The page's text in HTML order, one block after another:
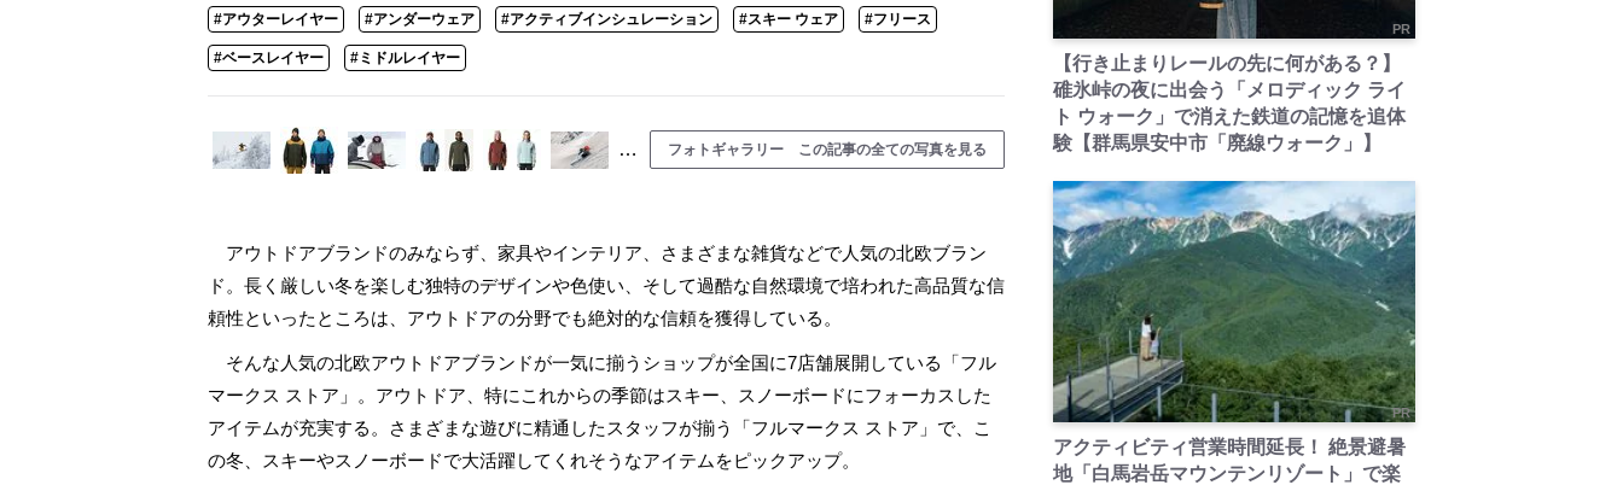
#アウターレイヤー #アンダーウェア #アクティブインシュレーション #スキー ウェア #フリース
#ベースレイヤー #ミドルレイヤー
… フォトギャラリー この記事の全ての写真を見る
アウトドアブランドのみならず、家具やインテリア、さまざまな雑貨などで人気の北欧ブラン
ド。長く厳しい冬を楽しむ独特のデザインや色使い、そして過酷な自然環境で培われた高品質な信
頼性といったところは、アウトドアの分野でも絶対的な信頼を獲得している。
そんな人気の北欧アウトドアブランドが一気に揃うショップが全国に7店舗展開している「フル
マークス ストア」。アウトドア、特にこれからの季節はスキー、スノーボードにフォーカスした
アイテムが充実する。さまざまな遊びに精通したスタッフが揃う「フルマークス ストア」で、こ
の冬、スキーやスノーボードで大活躍してくれそうなアイテムをピックアップ。
PR
【行き止まりレールの先に何がある？】
碓氷峠の夜に出会う「メロディック ライ
ト ウォーク」で消えた鉄道の記憶を追体
験【群馬県安中市「廃線ウォーク」】
PR
アクティビティ営業時間延長！ 絶景避暑
地「白馬岩岳マウンテンリゾート」で楽